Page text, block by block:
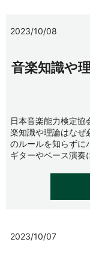
2023/10/08
音楽知識や
日本音楽能力検定協
楽知識や理論はなぜ
のルールを知らずに
ギターやベース演
2023/10/07